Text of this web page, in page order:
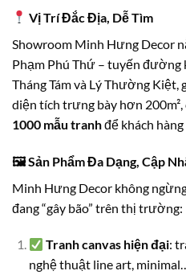
Vị Trí Đắc Địa, Dễ Tìm
Showroom Minh Hưng Decor
Phạm Phú Thứ – tuyến đường
Tháng Tám và Lý Thường Kiệt,
diện tích trưng bày hơn 200m²,
1000 mẫu tranhđể khách
🖼 Sản Phẩm Đa Dạng, Cập
Minh Hưng Decor không
đang “gây bão” trên thị trường:
Tranh canvas hiện đại:
nghệ thuật line art,